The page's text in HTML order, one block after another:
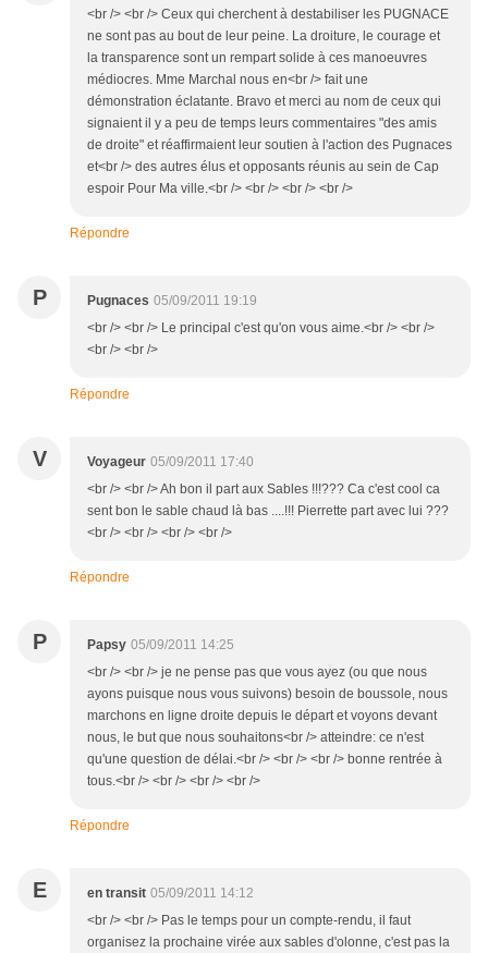
<br /> <br /> Ceux qui cherchent à destabiliser les PUGNACE
ne sont pas au bout de leur peine. La droiture, le courage et
la transparence sont un rempart solide à ces manoeuvres
médiocres. Mme Marchal nous en<br /> fait une
démonstration éclatante. Bravo et merci au nom de ceux qui
signaient il y a peu de temps leurs commentaires "des amis
de droite" et réaffirmaient leur soutien à l'action des Pugnaces
et<br /> des autres élus et opposants réunis au sein de Cap
espoir Pour Ma ville.<br /> <br /> <br /> <br />
Répondre
P Pugnaces 05/09/2011 19:19
<br /> <br /> Le principal c'est qu'on vous aime.<br /> <br />
<br /> <br />
Répondre
V Voyageur 05/09/2011 17:40
<br /> <br /> Ah bon il part aux Sables !!!??? Ca c'est cool ca
sent bon le sable chaud là bas ....!!! Pierrette part avec lui ???
<br /> <br /> <br /> <br />
Répondre
P Papsy 05/09/2011 14:25
<br /> <br /> je ne pense pas que vous ayez (ou que nous
ayons puisque nous vous suivons) besoin de boussole, nous
marchons en ligne droite depuis le départ et voyons devant
nous, le but que nous souhaitons<br /> atteindre: ce n'est
qu'une question de délai.<br /> <br /> <br /> bonne rentrée à
tous.<br /> <br /> <br /> <br />
Répondre
E en transit 05/09/2011 14:12
<br /> <br /> Pas le temps pour un compte-rendu, il faut
organisez la prochaine virée aux sables d'olonne, c'est pas la